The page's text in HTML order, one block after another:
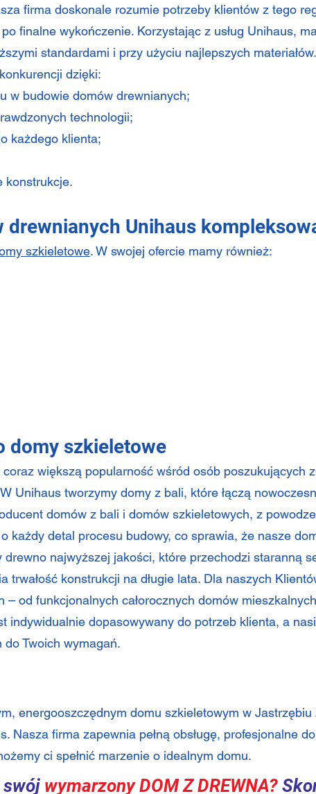
firma doskonale rozumie potrzeby klientów z tego
finalne wykończenie. Korzystając z usług Unihaus,
standardami i przy użyciu najlepszych materiałów.
dzięki:
w budowie domów drewnianych;
technologii;
każdego klienta;
konstrukcje.
drewnianych Unihaus
szkieletowe. W swojej ofercie mamy również:
domy szkieletowe
większą popularność wśród osób poszukujących
Unihaus tworzymy domy z bali, które łączą
domów z bali i domów szkieletowych, z
każdy detal procesu budowy, co sprawia, że nasze
drewno najwyższej jakości, które przechodzi staranną
trwałość konstrukcji na długie lata. Dla naszych
– od funkcjonalnych całorocznych domów
indywidualnie dopasowywany do potrzeb klienta, a
Twoich wymagań.
energooszczędnym domu szkieletowym w
Nasza firma zapewnia pełną obsługę, profesjonalne
ci spełnić marzenie o idealnym domu.
swój wymarzony DOM Z DREWNA?